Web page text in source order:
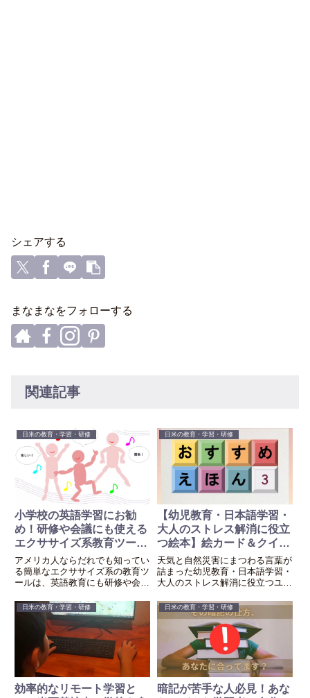
シェアする
まなまなをフォローする
関連記事
日米の教育・学習・研修
小学校の英語学習にお勧
め！研修や会議にも使える
エクササイズ系教育ツール
トップ3！
アメリカ人ならだれでも知ってい
る簡単なエクササイズ系の教育ツ
ールは、英語教育にも研修や会議
有効です。
日米の教育・学習・研修
【幼児教育・日本語学習・
大人のストレス解消に役立
つ絵本】絵カード＆クイズ
付き（天気と自然災害編）
天気と自然災害にまつわる言葉が
詰まった幼児教育・日本語学習・
大人のストレス解消に役立つユー
日米の教育・学習・研修
効率的なリモート学習と
日米の教育・学習・研修
暗記が苦手な人必見！あな